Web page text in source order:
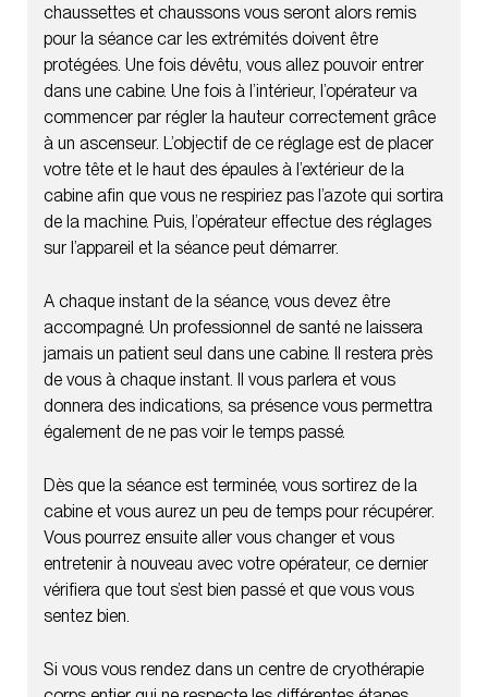
chaussettes et chaussons vous seront alors remis
pour la séance car les extrémités doivent être
protégées. Une fois dévêtu, vous allez pouvoir entrer
dans une cabine. Une fois à l’intérieur, l’opérateur va
commencer par régler la hauteur correctement grâce
à un ascenseur. L’objectif de ce réglage est de placer
votre tête et le haut des épaules à l’extérieur de la
cabine afin que vous ne respiriez pas l’azote qui sortira
de la machine. Puis, l’opérateur effectue des réglages
sur l’appareil et la séance peut démarrer.
A chaque instant de la séance, vous devez être
accompagné. Un professionnel de santé ne laissera
jamais un patient seul dans une cabine. Il restera près
de vous à chaque instant. Il vous parlera et vous
donnera des indications, sa présence vous permettra
également de ne pas voir le temps passé.
Dès que la séance est terminée, vous sortirez de la
cabine et vous aurez un peu de temps pour récupérer.
Vous pourrez ensuite aller vous changer et vous
entretenir à nouveau avec votre opérateur, ce dernier
vérifiera que tout s’est bien passé et que vous vous
sentez bien.
Si vous vous rendez dans un centre de cryothérapie